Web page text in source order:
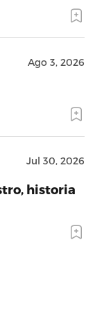
Ago 3, 2026
Jul 30, 2026
historia